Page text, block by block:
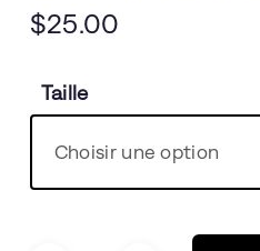
$25.00
Taille